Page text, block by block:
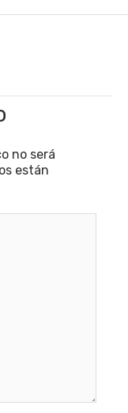
no será
están